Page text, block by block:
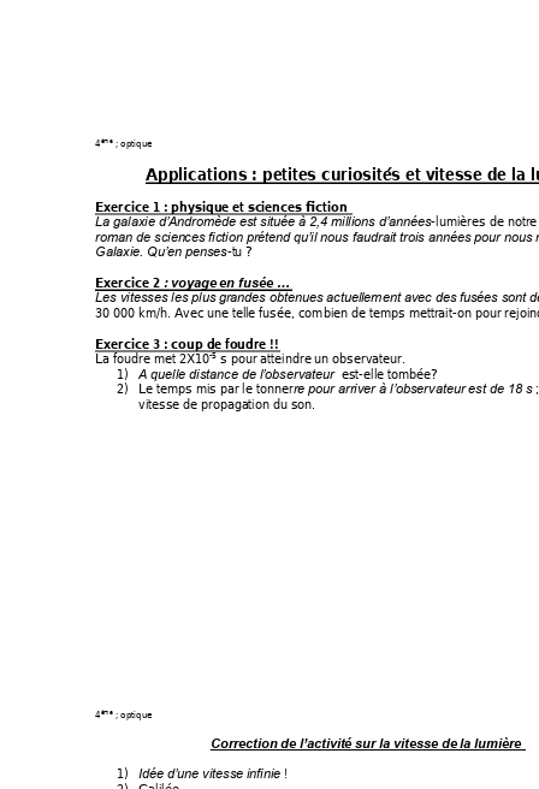
4ème ; optique
Applications : petites curiosités et vitesse de la
Exercice 1 : physique et sciences fiction
La galaxie d’Andromède est située à 2,4 millions d’années-lumières de notre
roman de sciences fiction prétend qu’il nous faudrait trois années pour nous
Galaxie. Qu’en penses-tu ?
Exercice 2 : voyage en fusée …
Les vitesses les plus grandes obtenues actuellement avec des fusées sont
30 000 km/h. Avec une telle fusée, combien de temps mettrait-on pour
Exercice 3 : coup de foudre !!
La foudre met 2X10-5 s pour atteindre un observateur.
1) A quelle distance de l’observateur
  est-ell
e tombée?
2) Le temps mis par le tonnerre pour arriver à l’observateur est de 18 s ;
vitesse de propagation du son.
4ème ; optique
Correction de l’activité sur la vitesse de la lumière
1) Idée d’une vitesse infinie !